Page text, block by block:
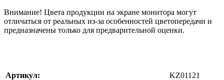
Внимание! Цвета продукции на экране монитора могут
отличаться от реальных из-за особенностей цветопередачи и
предназначены только для предварительной оценки.
Артикул:
KZ01121